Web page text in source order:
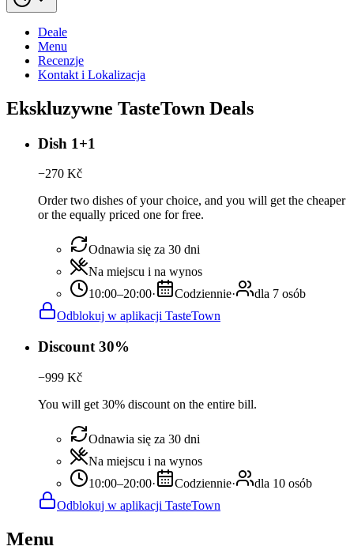
Deale
Menu
Recenzje
Kontakt i Lokalizacja
Ekskluzywne TasteTown Deals
Dish 1+1
−270 Kč
Order two dishes of your choice, and you will get the cheaper
or the equally priced one for free.
Odnawia się za 30 dni
Na miejscu i na wynos
10:00–20:00· Codziennie·
dla 7 osób
Odblokuj w aplikacji TasteTown
Discount 30%
−999 Kč
You will get 30% discount on the entire bill.
Odnawia się za 30 dni
Na miejscu i na wynos
10:00–20:00· Codziennie·
dla 10 osób
Odblokuj w aplikacji TasteTown
Menu